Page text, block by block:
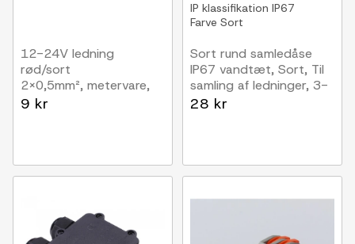
12-24V ledning
rød/sort
2x0,5mm², metervare,
min. 5 meter
9 kr
IP klassifikation IP67
Farve Sort
Sort rund samledåse
IP67 vandtæt, Sort, Til
samling af ledninger, 3-
ledet
28 kr